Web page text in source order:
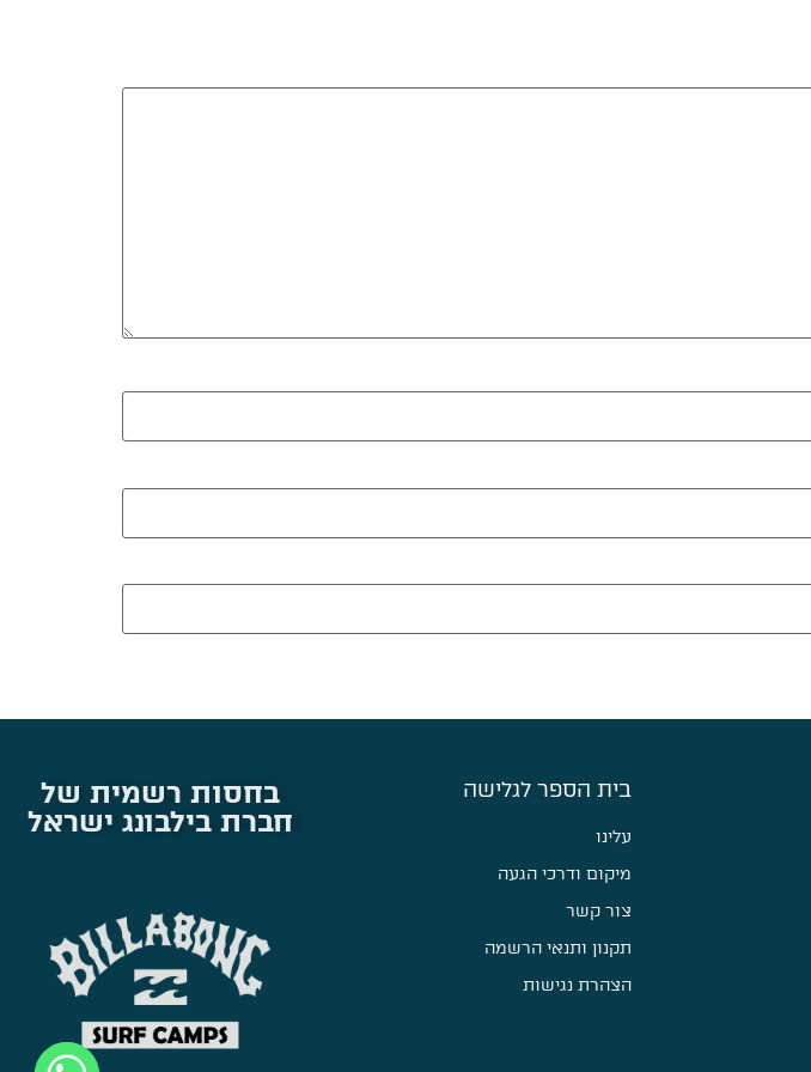
בית הספר לגלישה
עלינו
מיקום ודרכי הגעה
צור קשר
תקנון ותנאי הרשמה
הצהרת נגישות
בחסות רשמית של
חברת בילבונג ישראל